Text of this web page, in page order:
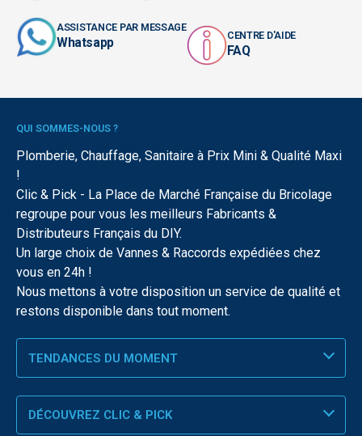
ASSISTANCE PAR MESSAGE
Whatsapp CENTRE D'AIDE
FAQ
QUI SOMMES-NOUS ?
Plomberie, Chauffage, Sanitaire à Prix Mini & Qualité Maxi
!
Clic & Pick - La Place de Marché Française du Bricolage
regroupe pour vous les meilleurs Fabricants &
Distributeurs Français du DIY.
Un large choix de Vannes & Raccords expédiées chez
vous en 24h !
Nous mettons à votre disposition un service de qualité et
restons disponible dans tout moment.
TENDANCES DU MOMENT
DÉCOUVREZ CLIC & PICK